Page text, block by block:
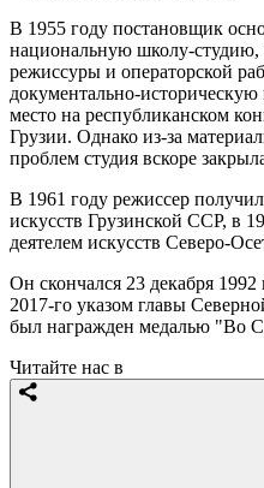
В 1955 году постановщик
национальную школу-студию,
режиссуры и операторской
документально-историческую
место на республиканском
Грузии. Однако из-за
проблем студия вскоре
В 1961 году режиссер
искусств Грузинской ССР, в
деятелем искусств Северо-
Он скончался 23 декабря
2017-го указом главы
был награжден медалью "Во
Читайте нас в